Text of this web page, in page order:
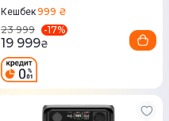
Кешбек999 ₴
23 999
-17%
19 999₴